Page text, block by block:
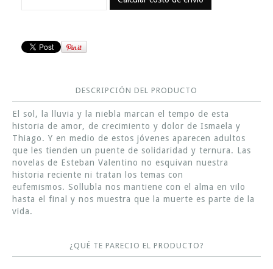
DESCRIPCIÓN DEL PRODUCTO
El sol, la lluvia y la niebla marcan el tempo de esta
historia de amor, de crecimiento y dolor de Ismaela y
Thiago. Y en medio de estos jóvenes aparecen adultos
que les tienden un puente de solidaridad y ternura. Las
novelas de Esteban Valentino no esquivan nuestra
historia reciente ni tratan los temas con
eufemismos. Sollubla nos mantiene con el alma en vilo
hasta el final y nos muestra que la muerte es parte de la
vida.
¿QUÉ TE PARECIO EL PRODUCTO?